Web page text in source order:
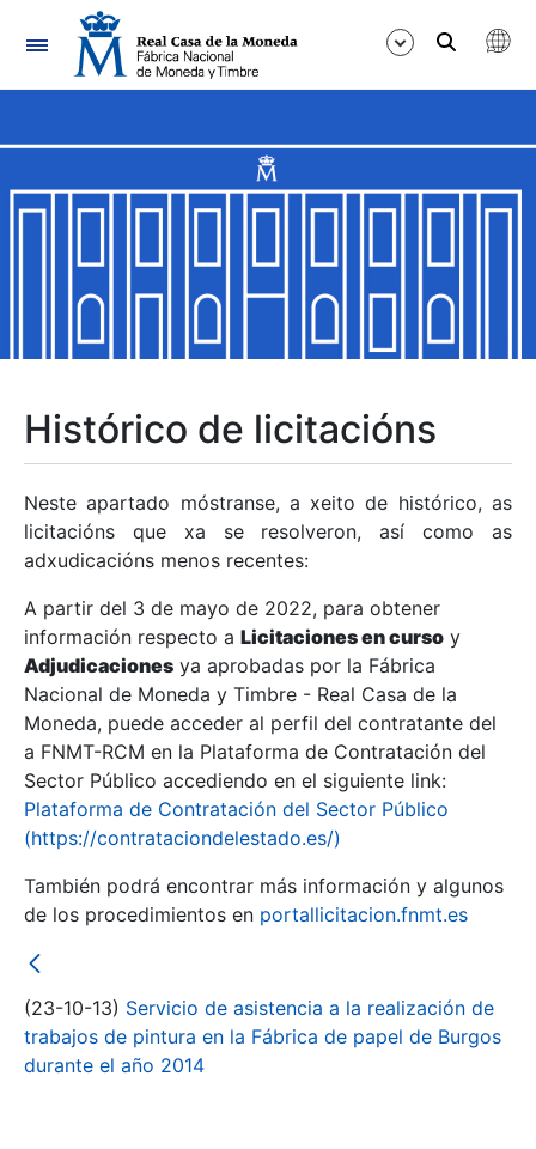
Navegación
Mostrar/Ocultar
Mostrar/Ocultar
Mostrar/Ocultar
Mostrar/Ocultar
Mostrar/Ocultar
Mostrar/Ocultar
Histórico de licitacións
Neste apartado móstranse, a xeito de histórico, as
licitacións que xa se resolveron, así como as
adxudicacións menos recentes:
A partir del 3 de mayo de 2022, para obtener
información respecto a Licitaciones en curso y
Adjudicaciones ya aprobadas por la Fábrica
Nacional de Moneda y Timbre - Real Casa de la
Moneda, puede acceder al perfil del contratante del
a FNMT-RCM en la Plataforma de Contratación del
Sector Público accediendo en el siguiente link:
Plataforma de Contratación del Sector Público
(https://contrataciondelestado.es/)
También podrá encontrar más información y algunos
de los procedimientos en portallicitacion.fnmt.es
(23-10-13) Servicio de asistencia a la realización de
trabajos de pintura en la Fábrica de papel de Burgos
durante el año 2014